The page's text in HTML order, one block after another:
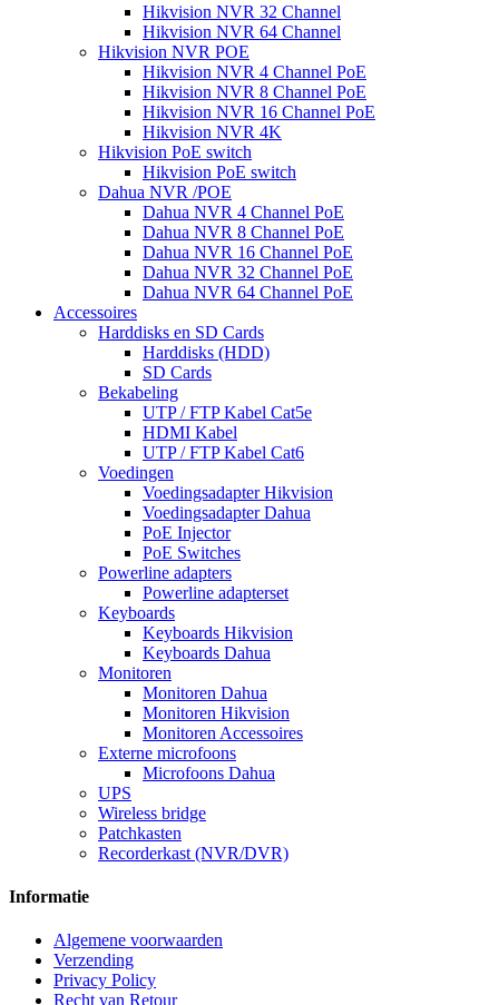
Hikvision NVR 32 Channel
Hikvision NVR 64 Channel
Hikvision NVR POE
Hikvision NVR 4 Channel PoE
Hikvision NVR 8 Channel PoE
Hikvision NVR 16 Channel PoE
Hikvision NVR 4K
Hikvision PoE switch
Hikvision PoE switch
Dahua NVR /POE
Dahua NVR 4 Channel PoE
Dahua NVR 8 Channel PoE
Dahua NVR 16 Channel PoE
Dahua NVR 32 Channel PoE
Dahua NVR 64 Channel PoE
Accessoires
Harddisks en SD Cards
Harddisks (HDD)
SD Cards
Bekabeling
UTP / FTP Kabel Cat5e
HDMI Kabel
UTP / FTP Kabel Cat6
Voedingen
Voedingsadapter Hikvision
Voedingsadapter Dahua
PoE Injector
PoE Switches
Powerline adapters
Powerline adapterset
Keyboards
Keyboards Hikvision
Keyboards Dahua
Monitoren
Monitoren Dahua
Monitoren Hikvision
Monitoren Accessoires
Externe microfoons
Microfoons Dahua
UPS
Wireless bridge
Patchkasten
Recorderkast (NVR/DVR)
Informatie
Algemene voorwaarden
Verzending
Privacy Policy
Recht van Retour